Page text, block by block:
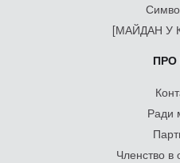
[МАЙДАН У
ПРО
Ради
Членство в